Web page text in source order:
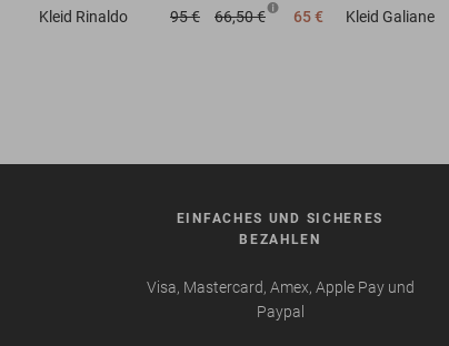
Kleid Rinaldo 95 € 66,50 € 65 € Kleid Galiane
EINFACHES UND SICHERES
BEZAHLEN
Visa, Mastercard, Amex, Apple Pay und
Paypal